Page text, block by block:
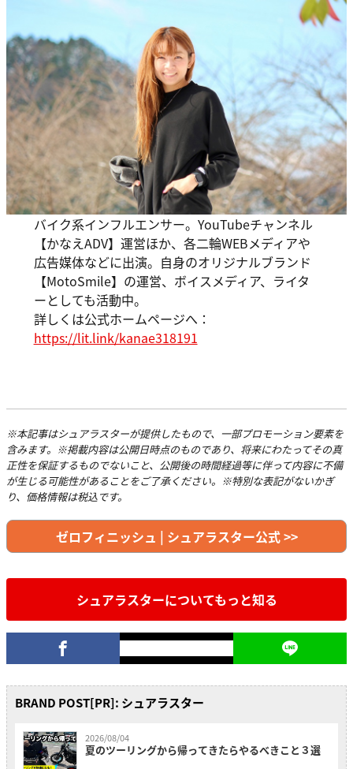
バイク系インフルエンサー。YouTubeチャンネル
【かなえADV】運営ほか、各二輪WEBメディアや
広告媒体などに出演。自身のオリジナルブランド
【MotoSmile】の運営、ボイスメディア、ライタ
ーとしても活動中。
詳しくは公式ホームページへ：
https://lit.link/kanae318191
※本記事はシュアラスターが提供したもので、一部プロモーション要素を
含みます。※掲載内容は公開日時点のものであり、将来にわたってその真
正性を保証するものでないこと、公開後の時間経過等に伴って内容に不備
が生じる可能性があることをご了承ください。※特別な表記がないかぎ
り、価格情報は税込です。
ゼロフィニッシュ | シュアラスター公式 >>
シュアラスターについてもっと知る
BRAND POST[PR]: シュアラスター
2026/08/04
夏のツーリングから帰ってきたらやるべきこと３選